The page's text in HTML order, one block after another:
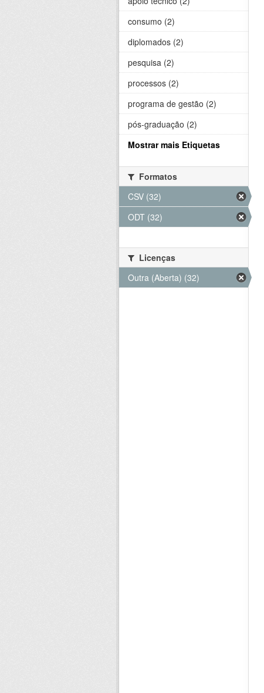
consumo (2)
diplomados (2)
pesquisa (2)
processos (2)
programa de gestão (2)
pós-graduação (2)
Mostrar mais Etiquetas
Formatos
CSV (32)
ODT (32)
Licenças
Outra (Aberta) (32)